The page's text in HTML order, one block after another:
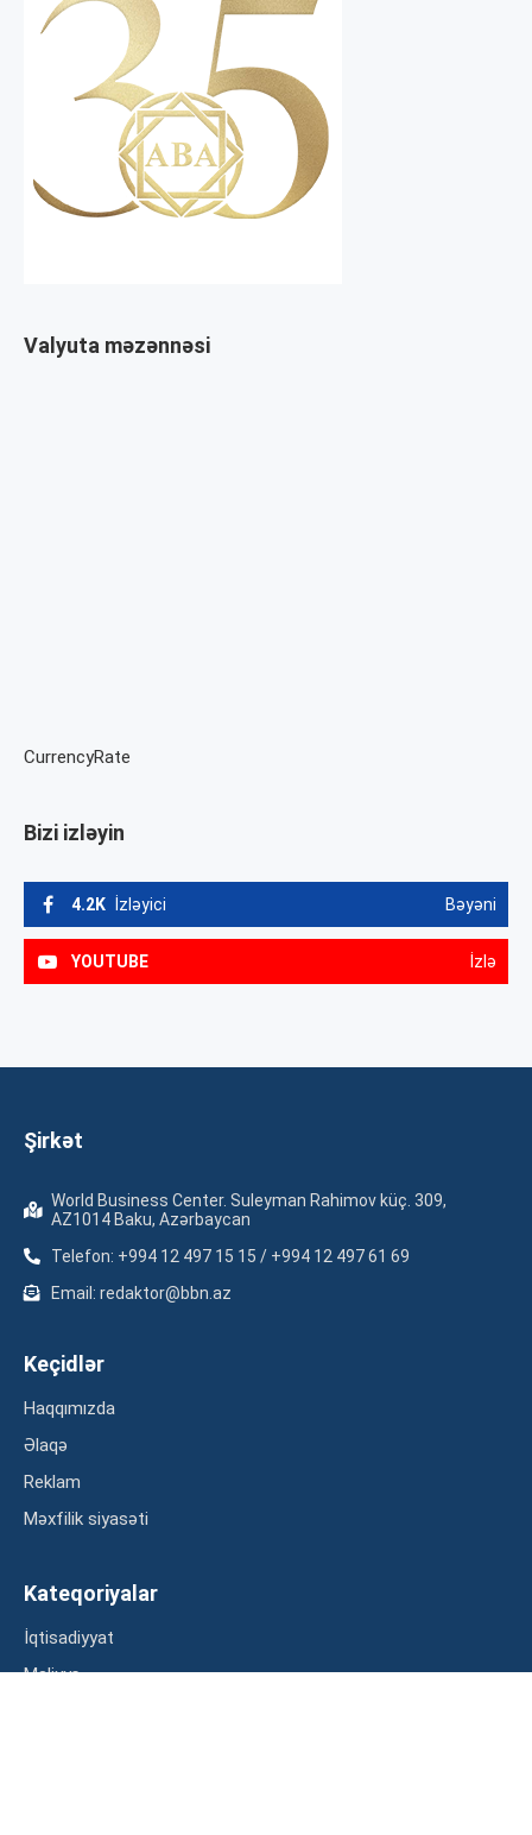
Valyuta məzənnəsi
CurrencyRate
Bizi izləyin
4.2K İzləyici Bəyəni
YOUTUBE İzlə
Şirkət
World Business Center. Suleyman Rahimov küç. 309,
AZ1014 Baku, Azərbaycan
Telefon: +994 12 497 15 15 / +994 12 497 61 69
Email: redaktor@bbn.az
Keçidlər
Haqqımızda
Əlaqə
Reklam
Məxfilik siyasəti
Kateqoriyalar
İqtisadiyyat
Maliyyə